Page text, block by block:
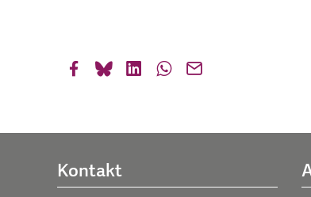
Kontakt